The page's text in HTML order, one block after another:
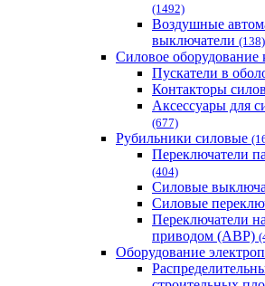
(1492)
Воздушные
выключатели (138)
Силовое оборудование
Пускатели в
Контакторы
Аксессуары для
(677)
Рубильники силовые
Переключатели
(404)
Силовые
Cиловые
Переключатели
приводом (АВР)
Оборудование